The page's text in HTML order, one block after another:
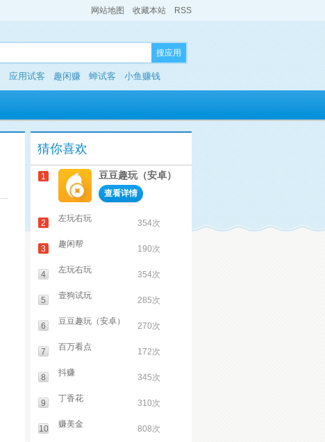
网站地图 收藏本站 RSS
搜应用
应用试客 趣闲赚 蝉试客 小鱼赚钱
猜你喜欢
1 豆豆趣玩（安卓）
查看详情
2 左玩右玩 354次
3 趣闲帮 190次
4 左玩右玩 354次
5 壹狗试玩 285次
6 豆豆趣玩（安卓） 270次
7 百万看点 172次
8 抖赚 345次
9 丁香花 310次
10 赚美金 808次